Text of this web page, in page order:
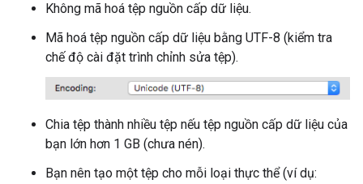
Không mã hoá tệp nguồn cấp dữ liệu.
Mã hoá tệp nguồn cấp dữ liệu bằng UTF-8 (kiểm tra
chế độ cài đặt trình chỉnh sửa tệp).
Chia tệp thành nhiều tệp nếu tệp nguồn cấp dữ liệu của
bạn lớn hơn 1 GB (chưa nén).
Bạn nên tạo một tệp cho mỗi loại thực thể (ví dụ: